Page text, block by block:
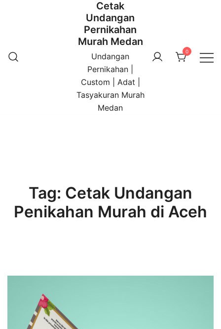
Cetak
Undangan
Pernikahan
Murah Medan
Undangan
Pernikahan |
Custom | Adat |
Tasyakuran Murah
Medan
0
Tag: Cetak Undangan
Penikahan Murah di Aceh